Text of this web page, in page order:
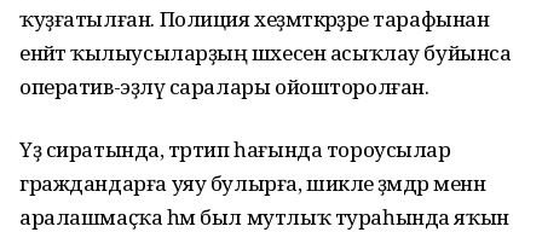
ҡуҙғатылған. Полиция хеҙмәткәрҙәре тарафынан
енәйәт ҡылыусыларҙың шәхесен асыҡлау буйынса
оператив-эҙләү саралары ойошторолған.
Үҙ сиратында, тәртип һағында тороусылар
граждандарға уяу булырға, шикле әҙәмдәр менән
аралашмаҫҡа һәм был мутлыҡ тураһында яҡын